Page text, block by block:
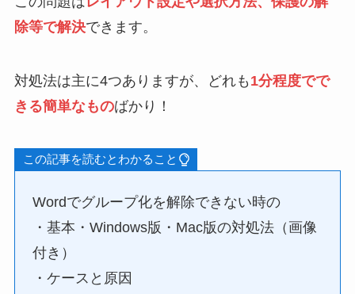
除等で解決できます。
対処法は主に4つありますが、どれも 1分程度でで
きる簡単なものばかり！
この記事を読むとわかること
Wordでグループ化を解除できない時の
・基本・Windows版・Mac版の対処法（画像
付き）
・ケースと原因